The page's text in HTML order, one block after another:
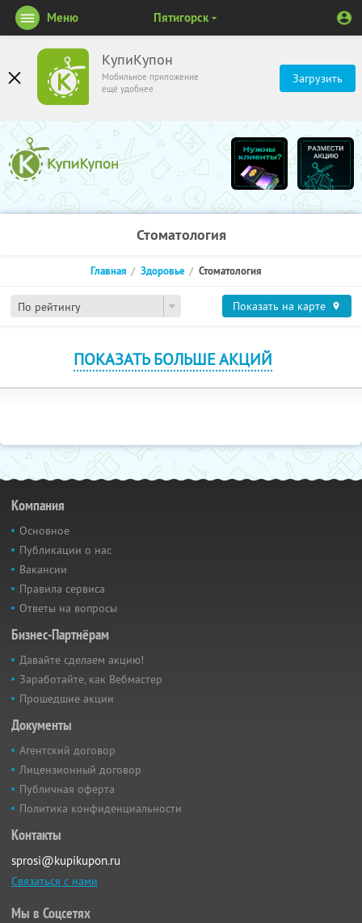
КупиКупон
Мобильное приложение
ещё удобнее
Загрузить
Меню Пятигорск
Стоматология
По рейтингу
Главная Здоровье Стоматология
Показать на карте
ПОКАЗАТЬ БОЛЬШЕ АКЦИЙ
Компания
Основное
Публикации о нас
Вакансии
Правила сервиса
Ответы на вопросы
Бизнес-Партнёрам
Давайте сделаем акцию!
Заработайте, как Вебмастер
Прошедшие акции
Документы
Агентский договор
Лицензионный договор
Публичная оферта
Политика конфиденциальности
Контакты
sprosi@kupikupon.ru
Связаться с нами
Мы в Соцсетях